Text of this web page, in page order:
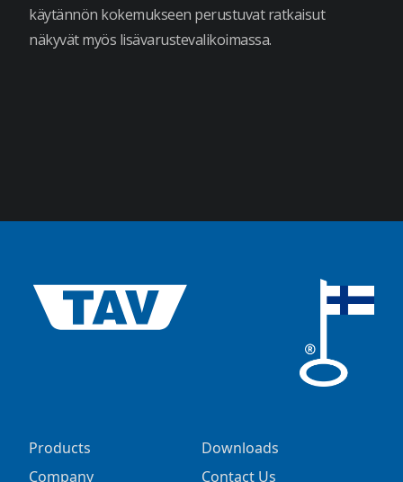
käytännön kokemukseen perustuvat ratkaisut
näkyvät myös lisävarustevalikoimassa.
Products
Company
Downloads
Contact Us